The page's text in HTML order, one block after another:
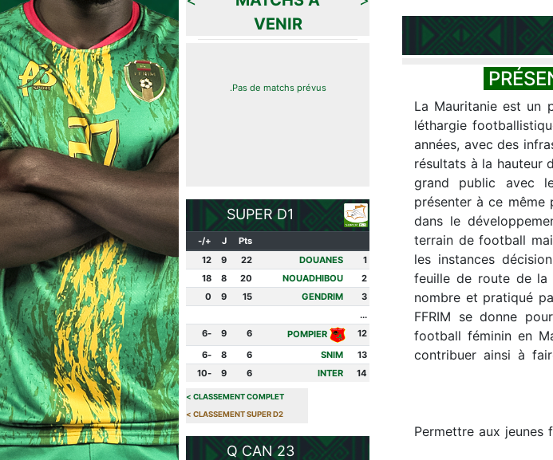
La Mauritanie est un
léthargie
années, avec des
résultats à la hauteur
grand public avec
présenter à ce même
dans le
terrain de football
les instances
feuille de route de la
nombre et pratiqué
FFRIM se donne
football féminin en
contribuer ainsi à
Permettre aux jeunes
VENIR
Pas de matchs prévus.
SUPER D1
Pts
J
+/-
1
DOUANES
22
9
12
2
NOUADHIBOU
20
8
18
3
GENDRIM
15
9
0
...
12
POMPIER
6
9
-6
13
SNIM
6
8
-6
14
INTER
6
9
-10
CLASSEMENT COMPLET
>
CLASSEMENT SUPER D2
>
Q CAN 23